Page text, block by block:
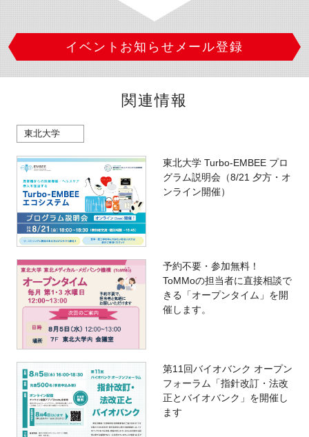
イベントお知らせメール登録
関連情報
東北大学
東北大学 Turbo-EMBEE プロ
グラム説明会（8/21 夕方・オ
ンライン開催）
予約不要・参加無料！
ToMMoの担当者に直接相談で
きる「オープンタイム」を開
催します。
第11回バイオバンク オープン
フォーラム「指針改訂・法改
正とバイオバンク」を開催し
ます